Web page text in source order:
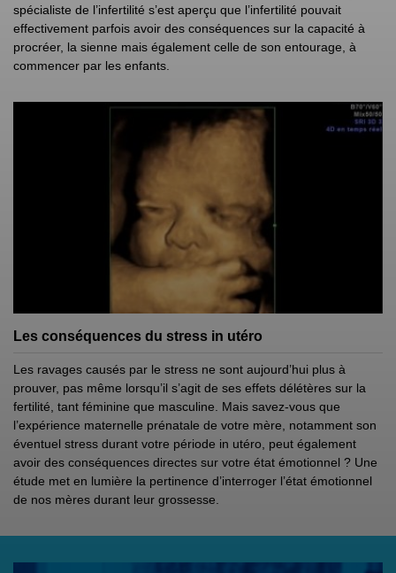
spécialiste de l’infertilité s’est aperçu que l’infertilité pouvait
effectivement parfois avoir des conséquences sur la capacité à
procréer, la sienne mais également celle de son entourage, à
commencer par les enfants.
Les conséquences du stress in utéro
Les ravages causés par le stress ne sont aujourd’hui plus à
prouver, pas même lorsqu’il s’agit de ses effets délétères sur la
fertilité, tant féminine que masculine. Mais savez-vous que
l’expérience maternelle prénatale de votre mère, notamment son
éventuel stress durant votre période in utéro, peut également
avoir des conséquences directes sur votre état émotionnel ? Une
étude met en lumière la pertinence d’interroger l’état émotionnel
de nos mères durant leur grossesse.